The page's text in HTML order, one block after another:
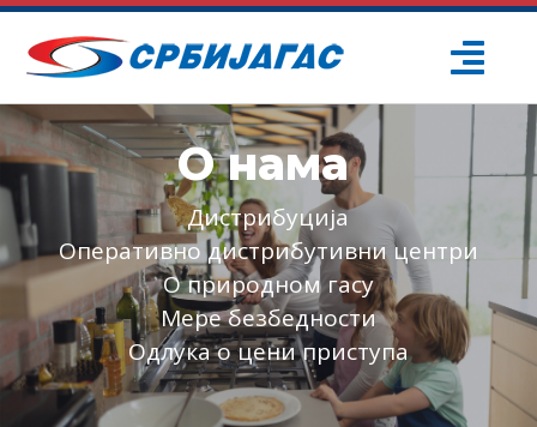
Skip
content
ПОЧЕТНА
ПРОЈЕКТИ
ПОТРОШАЧИ
О нама
Дистрибуција
Оперативно дистрибутивни центри
О природном гасу
Мере безбедности
Одлука о цени приступа